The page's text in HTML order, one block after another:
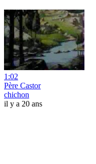
1:02
Père Castor
chichon
il y a 20 ans